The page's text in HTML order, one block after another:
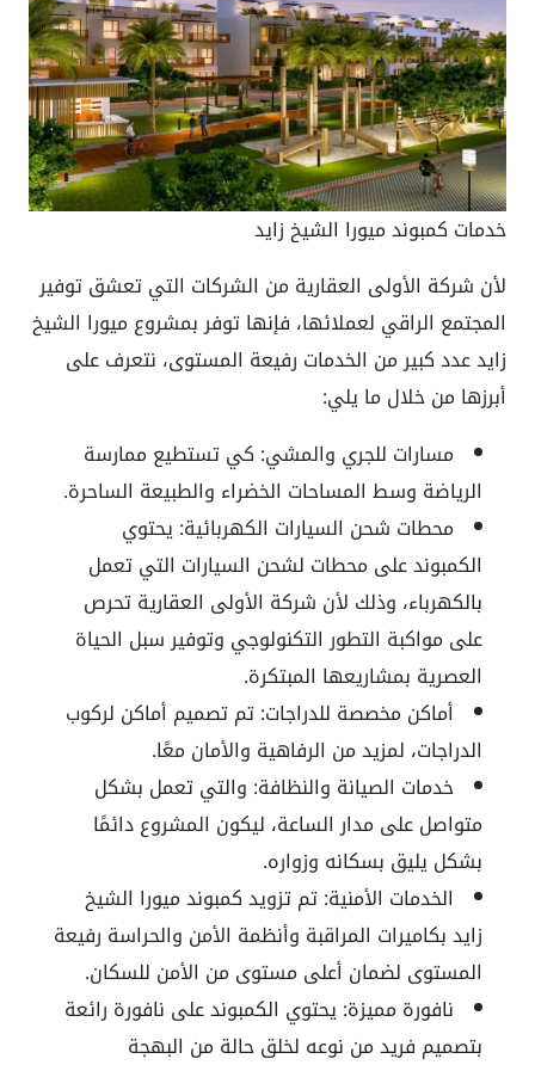
خدمات كمبوند ميورا الشيخ زايد
لأن شركة الأولى العقارية من الشركات التي تعشق توفير
المجتمع الراقي لعملائها، فإنها توفر بمشروع ميورا الشيخ
زايد عدد كبير من الخدمات رفيعة المستوى، نتعرف على
أبرزها من خلال ما يلي:
مسارات للجري والمشي: كي تستطيع ممارسة
الرياضة وسط المساحات الخضراء والطبيعة الساحرة.
محطات شحن السيارات الكهربائية:يحتوي
الكمبوند على محطات لشحن السيارات التي تعمل
بالكهرباء، وذلك لأن شركة الأولى العقارية تحرص
على مواكبة التطور التكنولوجي وتوفير سبل الحياة
العصرية بمشاريعها المبتكرة.
أماكن مخصصة للدراجات:تم تصميم أماكن لركوب
الدراجات، لمزيد من الرفاهية والأمان معًا.
خدمات الصيانة والنظافة: والتي تعمل بشكل
متواصل على مدار الساعة، ليكون المشروع دائمًا
بشكل يليق بسكانه وزواره.
الخدمات الأمنية:تم تزويد كمبوند ميورا الشيخ
زايد بكاميرات المراقبة وأنظمة الأمن والحراسة رفيعة
المستوى لضمان أعلى مستوى من الأمن للسكان.
نافورة مميزة:يحتوي الكمبوند على نافورة رائعة
بتصميم فريد من نوعه لخلق حالة من البهجة